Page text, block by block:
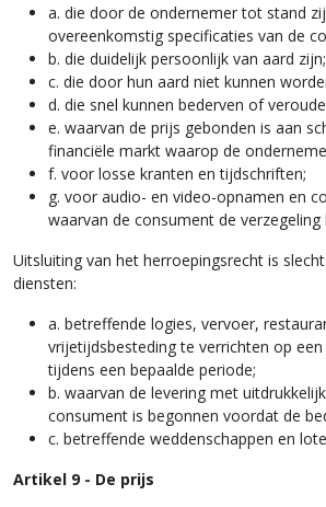
a. die door de ondernemer tot stand
overeenkomstig specificaties van de
b. die duidelijk persoonlijk van aard zijn;
c. die door hun aard niet kunnen
d. die snel kunnen bederven of
e. waarvan de prijs gebonden is aan
financiële markt waarop de
f. voor losse kranten en tijdschriften;
g. voor audio- en video-opnamen en
waarvan de consument de
Uitsluiting van het herroepingsrecht is
diensten:
a. betreffende logies, vervoer,
vrijetijdsbesteding te verrichten op
tijdens een bepaalde periode;
b. waarvan de levering met
consument is begonnen voordat de
c. betreffende weddenschappen en
Artikel 9 - De prijs